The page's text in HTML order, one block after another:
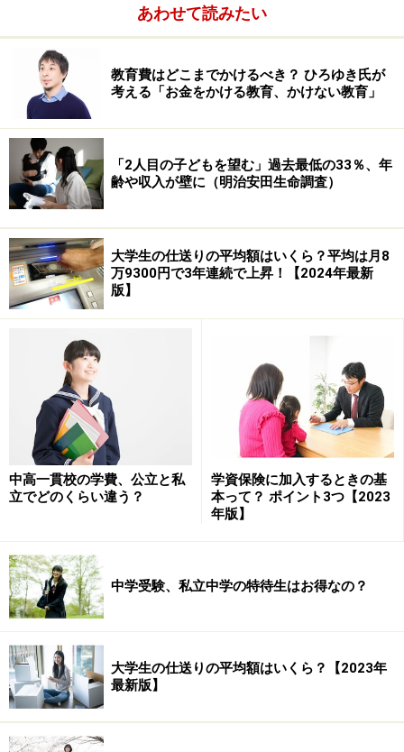
制度をご紹介します。
日本学生支援機構とは
日本学生支援機構とは、文部科学省が所管する独立行政
法人で、主に学生への貸与奨学金事業・留学支援などを
行っています。
日本で一番大きな奨学金制度を運営する組織で、奨学金
制度は第一種（無利子）、第二種（有利子）の2種類で
す。対象となる進学先が多岐にわたっているのでとても
利用しやすく、教育資金の有力な助っ人です。
「第一種奨学金制度」は利用のハードルが
若干高い
大学院・大学・短期大学・高等専門学校・専修学校（専
あわせて読みたい
教育費はどこまでかけるべき？ ひろゆき氏が
考える「お金をかける教育、かけない教育」
「2人目の子どもを望む」過去最低の33％、年
齢や収入が壁に（明治安田生命調査）
大学生の仕送りの平均額はいくら？平均は月8
万9300円で3年連続で上昇！【2024年最新
版】
中高一貫校の学費、公立と私
立でどのくらい違う？
学資保険に加入するときの基
本って？ ポイント3つ【2023
年版】
中学受験、私立中学の特待生はお得なの？
大学生の仕送りの平均額はいくら？【2023年
最新版】